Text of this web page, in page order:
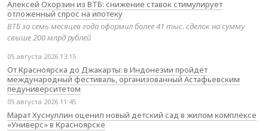
Алексей Охорзин из ВТБ: снижение ставок стимулирует
отложенный спрос на ипотеку
ВТБ за семь месяцев года оформил более 41 тыс. сделок на сумму
свыше 200 млрд рублей
05 августа 2026 13:15
От Красноярска до Джакарты: в Индонезии пройдёт
международный фестиваль, организованный Астафьевским
педуниверситетом
05 августа 2026 11:45
Марат Хуснуллин оценил новый детский сад в жилом комплексе
«Универс» в Красноярске